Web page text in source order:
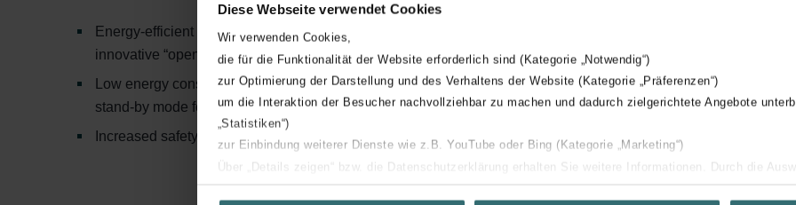
Diese Webseite verwendet Cookies
Wir verwenden Cookies,
die für die Funktionalität der Website erforderlich sind (Kategorie „Notwendig“)
zur Optimierung der Darstellung und des Verhaltens der Website (Kategorie „Präferenzen“)
um die Interaktion der Besucher nachvollziehbar zu machen und dadurch zielgerichtete Angebote
„Statistiken“)
zur Einbindung weiterer Dienste wie z.B. YouTube oder Bing (Kategorie „Marketing“)
Über „Details zeigen“ bzw. die Datenschutzerklärung erhalten Sie weitere Informationen. Durch die
Energy-efficient and comfortable heating with
innovative “open window detection”
Low energy consumption of only 0.5 W or less in
stand-by mode for increased energy efficiency
Increased safety with keylock
comfortable rooms all year round
User-friendly control device allows simple
operation